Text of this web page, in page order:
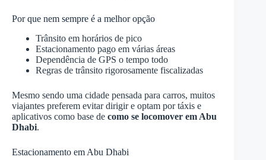
Por que nem sempre é a melhor opção
Trânsito em horários de pico
Estacionamento pago em várias áreas
Dependência de GPS o tempo todo
Regras de trânsito rigorosamente fiscalizadas
Mesmo sendo uma cidade pensada para carros, muitos
viajantes preferem evitar dirigir e optam por táxis e
aplicativos como base de como se locomover em Abu
Dhabi.
Estacionamento em Abu Dhabi